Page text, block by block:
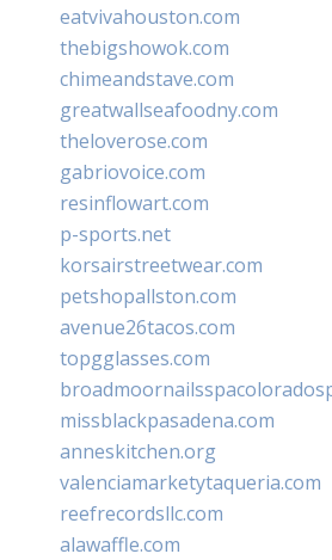
eatvivahouston.com
thebigshowok.com
chimeandstave.com
greatwallseafoodny.com
theloverose.com
gabriovoice.com
resinflowart.com
p-sports.net
korsairstreetwear.com
petshopallston.com
avenue26tacos.com
topgglasses.com
missblackpasadena.com
anneskitchen.org
valenciamarketytaqueria.com
reefrecordsllc.com
alawaffle.com